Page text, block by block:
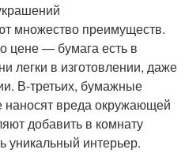
множество преимуществ.
цене — бумага есть в
легки в изготовлении, даже
В-третьих, бумажные
наносят вреда окружающей
добавить в комнату
уникальный интерьер.